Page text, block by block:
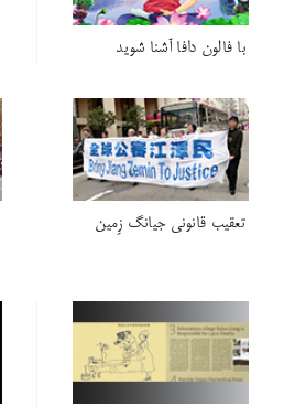
با فالون دافا آشنا شوید
تعقیب قانونی جیانگ زِمین